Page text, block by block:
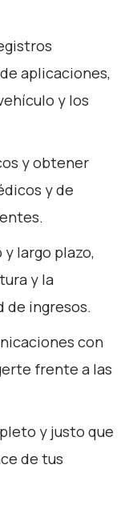
aplicaciones,
y los
y obtener
y de
largo plazo,
y la
de ingresos.
con
frente a las
y justo que
de tus